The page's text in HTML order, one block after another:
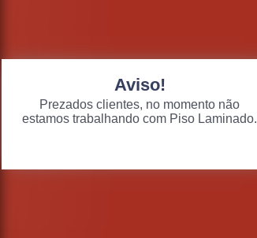
Aviso!
Prezados clientes, no momento não
estamos trabalhando com Piso Laminado.